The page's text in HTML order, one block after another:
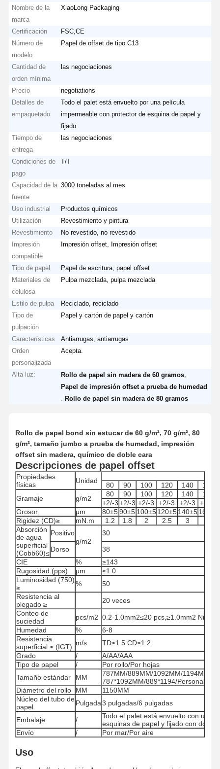
Hogar Productos Los Videos
Sobre
Nombre de la
marca
XiaoLong Packaging
Certificación
FSC,CE
Número de
modelo
Papel de offset de tipo C13
Cantidad de
orden mínima
las negociaciones
Precio
negotiations
Detalles de
empaquetado
Todo el palet está envuelto por una película
impermeable con protector de esquina de papel y
fijado
Tiempo de
entrega
las negociaciones
Condiciones de
pago
T/T
Capacidad de la
fuente
3000 toneladas al mes
Uso industrial
Productos químicos
Utilización
Revestimiento y pintura
Revestimiento
No revestido, no revestido
Impresión
compatible
Impresión offset, Impresión offset
Tipo de papel
Papel de escritura, papel offset
Materiales de
celulosa
Pulpa mezclada, pulpa mezclada
Estilo de pulpa
Reciclado, reciclado
Tipo de
pulpación
Papel y cartón de papel y cartón
Características
Antiarrugas, antiarrugas
Orden
personalizada
Acepta.
Alta luz: Rollo de papel sin madera de 60 gramos
Papel de impresión offset a prueba de humedad
,Rollo de papel sin madera de 80 gramos
Rollo de papel bond sin estucar de 60 g/m², 70 g/m², 80
g/m², tamaño jumbo a prueba de humedad, impresión
offset sin madera, químico de doble cara
Descripciones de papel offset
Propiedades
físicas
Unidad
80
90 100 120 140
160
Gramaje
g/m2
80 90 100 120 140
160
+2/-3+2/-3 +2/-3 +2/-3 +2/-3
+2/-3
Grosor
μm 80±5 90±5 100±5120±5140±5160±5
Rigidez (CD)≥
mN.m 1.2 1.8 2 2.5 3
Absorción
de agua
superficial
(Cobb60)≤
Positivo
g/m2
30
Dorso
38
CIE
%
≥143
Rugosidad (pps)
μm
≤1.0
Luminosidad (750)
≥
%
50
Resistencia al
plegado ≥
20 veces
Conteo de
suciedad
pcs/m2 0.2-1.0mm2≤20 pcs,≥1.0mm2
Humedad
%
6-8
Resistencia
superficial ≥ (IGT) m/s
TD≥1.5 CD≥1.2
Grado
/
A/AA/AAA
Tipo de papel
/
Por rollo/Por hojas
Tamaño estándar
MM
787MM/889MM/1092MM/1194MM
787*1092MM/889*1194/
Diámetro del rollo
MM
1150MM
Núcleo del tubo de
papel
Pulgada3 pulgadas/6 pulgadas
Embalaje /
Todo el palet está envuelto con una
esquinas de papel y fijado con dos
Envío
/ Por mar/Por aire
Uso